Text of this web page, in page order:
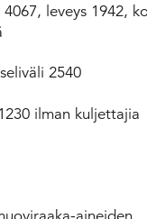
leveys 1942,
2540
ilman kuljettajia